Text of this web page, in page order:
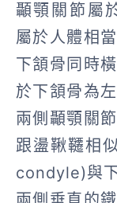
顳顎關節屬
屬於人體相
下頷骨同時
於下頷骨為
兩側顳顎關
跟盪鞦韆相
condyle)與